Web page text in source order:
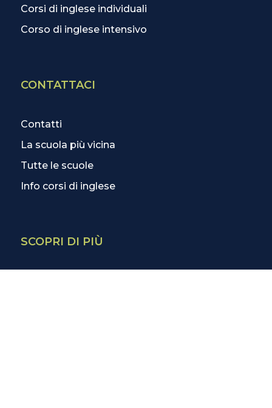
Corsi di inglese individuali
Corso di inglese intensivo
CONTATTACI
Contatti
La scuola più vicina
Tutte le scuole
Info corsi di inglese
SCOPRI DI PIÙ